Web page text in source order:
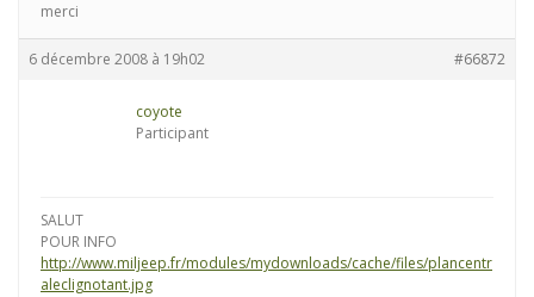
merci
6 décembre 2008 à 19h02 #66872
coyote
Participant
SALUT
POUR INFO
http://www.miljeep.fr/modules/mydownloads/cache/files/plancentr
aleclignotant.jpg